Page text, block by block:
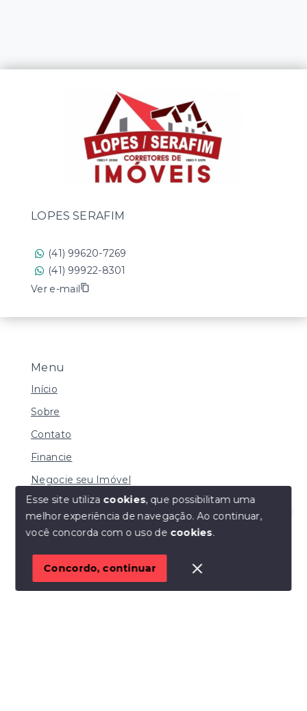
Olá! Estamos disponíveis para te ajudar.
Menu
Início
Sobre
Contato
Financie
Negocie seu Imóvel
© Copyright 2026 - LOPES SERAFIM - Todos os
SITE PARA IMOBILIARIA
LOPES SERAFIM
(41) 99620-7269
(41) 99922-8301
Ver e-mail
Esse site utiliza cookies, que possibilitam uma
melhor experiência de navegação.Ao continuar,
você concorda com o uso de cookies.
Concordo, continuar